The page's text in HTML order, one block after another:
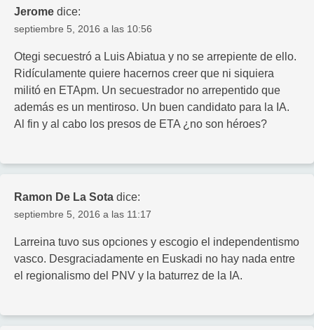
Jerome dice:
septiembre 5, 2016 a las 10:56
Otegi secuestró a Luis Abiatua y no se arrepiente de ello.
Ridículamente quiere hacernos creer que ni siquiera
militó en ETApm. Un secuestrador no arrepentido que
además es un mentiroso. Un buen candidato para la IA.
Al fin y al cabo los presos de ETA ¿no son héroes?
Ramon De La Sota dice:
septiembre 5, 2016 a las 11:17
Larreina tuvo sus opciones y escogio el independentismo
vasco. Desgraciadamente en Euskadi no hay nada entre
el regionalismo del PNV y la baturrez de la IA.